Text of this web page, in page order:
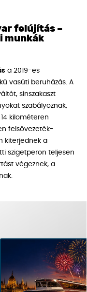
felújítás –
munkák
a 2019-es
vasúti beruházás. A
sínszakaszt
szabályoznak,
kilométeren
felsővezeték-
kiterjednek a
szigetperon teljesen
végeznek, a